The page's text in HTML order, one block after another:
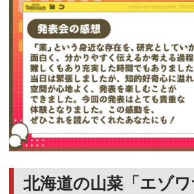
北海道の山菜「エゾ